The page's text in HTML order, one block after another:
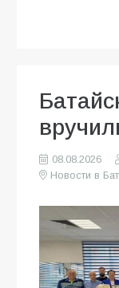
08.08.2026
Новости в